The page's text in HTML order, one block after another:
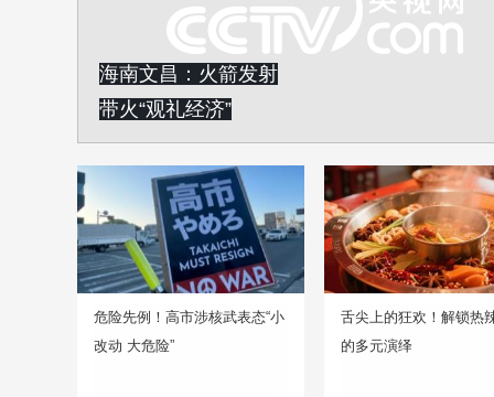
海南文昌：火箭发射
带火“观礼经济”
危险先例！高市涉核武表态“小
改动 大危险”
舌尖上的狂欢！解锁热
的多元演绎